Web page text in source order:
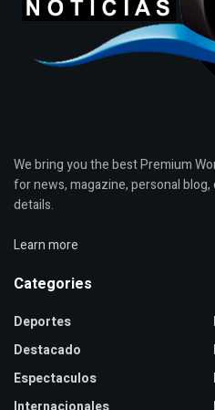
We bring you the best Premium
for news, magazine, personal
details.
Learn more
Categories
Deportes
Destacado
Espectaculos